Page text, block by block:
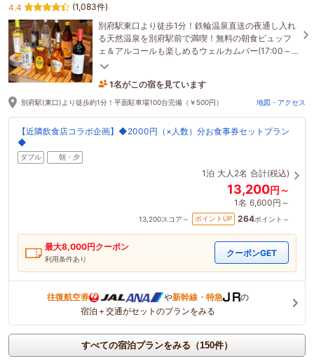
4.4
(1,083件)
別府駅東口より徒歩1分！鉄輪温泉直送の夜通し入れ
る天然温泉を別府駅前で満喫！無料の朝食ビュッフ
ェ＆アルコールも楽しめるウェルカムバー(17:00～
21:00)開催中♪平面駐車場100台完備(先着順/1泊500
1名がこの宿を見ています
たった今予約されました
別府駅(東口)より徒歩約1分！平面駐車場100台完備（￥500円） 地図・アクセス
【近隣飲食店コラボ企画】◆2000円（×人数）分お食事券セットプラン
◆
ダブル 朝・夕
1泊 大人2名 合計(税込)
13,200円～
1名 6,600円～
13,200スコア～ ポイントUP 264ポイント～
最大8,000円クーポン
利用条件あり
クーポンGET
往復航空券 や新幹線・特急
の
宿泊＋交通がセットのプランをみる
すべての宿泊プランをみる（150件）